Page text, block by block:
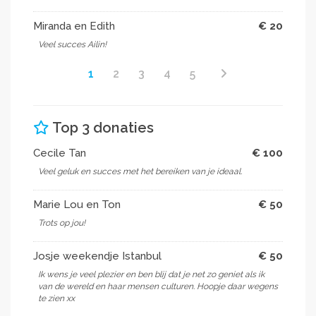
What is Connect by Music?
Through Connect by Music I’ll support various
Lesbos and the main land of Greece. Music lessons
can be extremely traumatizing. Also, these traumas
are often worsened by the situation the refugees end
up in subsequently, where they have to deal with the
members are still alive. With Connect by Music, we
intend to support and take care of the refugees, in
order to help them cope with this.
What is my goal?
Music.
Miranda en Edith € 20
Veel succes Ailin!
1 2 3 4 5
Top 3 donaties
Cecile Tan € 100
Veel geluk en succes met het bereiken van je ideaal.
Marie Lou en Ton € 50
Trots op jou!
Josje weekendje Istanbul € 50
Ik wens je veel plezier en ben blij dat je net zo geniet als ik
van de wereld en haar mensen culturen. Hoopje daar wegens
te zien xx